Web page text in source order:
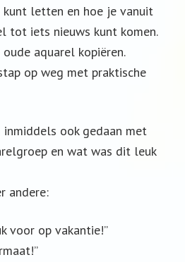
kunt letten en hoe je vanuit
tot iets nieuws kunt komen.
aquarel kopiëren.
op weg met praktische
inmiddels ook gedaan met
en wat was dit leuk
andere:
voor op vakantie!”